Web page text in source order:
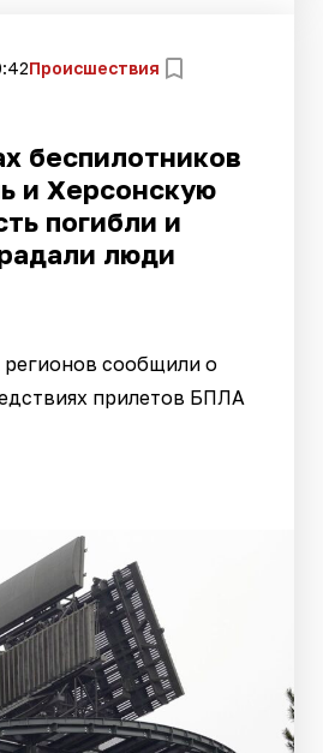
Происшествия
беспилотников
и Херсонскую
погибли и
люди
регионов сообщили о
прилетов БПЛА